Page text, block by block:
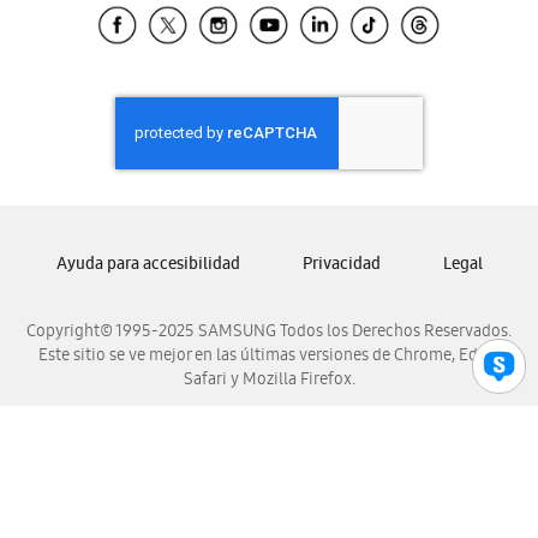
Samsung El Salvador
Samsung Honduras
Samsung Nicaragua
Samsung Panamá
Samsung Venezuela
Copyright© 1995-2025 SAMSUNG Todos los Derechos Reservados.
Este sitio se ve mejor en las últimas versiones de Chrome, Edge,
Safari y Mozilla Firefox.
Ayuda para accesibilidad Privacidad Legal